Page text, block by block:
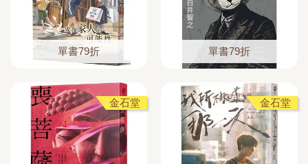
單書79折 單書79折
金石堂 金石堂